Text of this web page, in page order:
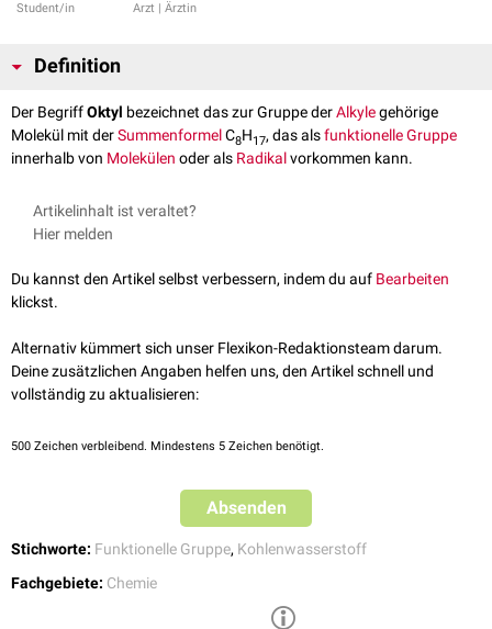
Student/in Arzt | Ärztin
Definition
Der BegriffOktyl bezeichnet das zur Gruppe derAlkylegehörige
Molekül mit derSummenformelC8H17, das alsfunktionelle Gruppe
innerhalb von Molekülen oder als Radikalvorkommen kann.
Artikelinhalt ist veraltet?
Hier melden
Du kannst den Artikel selbst verbessern, indem du auf Bearbeiten
klickst.
Alternativ kümmert sich unser Flexikon-Redaktionsteam darum.
Deine zusätzlichen Angaben helfen uns, den Artikel schnell und
vollständig zu aktualisieren:
500 Zeichen verbleibend. Mindestens 5 Zeichen benötigt.
Absenden
Stichworte: Funktionelle Gruppe, Kohlenwasserstoff
Fachgebiete: Chemie